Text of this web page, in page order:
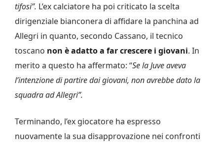
tifosi”. L’ex calciatore ha poi criticato la scelta
dirigenziale bianconera di affidare la panchina ad
Allegri in quanto, secondo Cassano, il tecnico
toscano non è adatto a far crescere i giovani. In
merito a questo ha affermato: “Se la Juve aveva
l’intenzione di partire dai giovani, non avrebbe dato la
squadra ad Allegri”.
Terminando, l’ex giocatore ha espresso
nuovamente la sua disapprovazione nei confronti